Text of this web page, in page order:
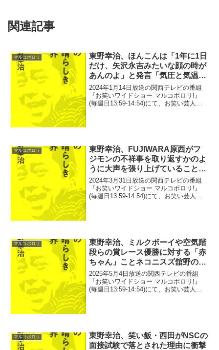
関連記事
マルコポロリ
東野幸治、ほんこんは「1年に1日
だけ、矢沢永吉みたいな顔の時が
あんのよ」と発言「気圧と気温と
湿気で」
2024年1月14日放送の関西テレビの番組
『お笑いワイドショー マルコポロリ!』
(毎週日13:59-14:54)にて、お笑い芸人・
マルコポロリ
東野幸治、FUJIWARA原西がフ
ジモンの不祥事を取り返すかのよ
うに大声を張り上げていることに
「今、俺頑張らなって思ってるな
(笑)」
2024年3月31日放送の関西テレビの番組
『お笑いワイドショー マルコポロリ!』
(毎週日13:59-14:54)にて、お笑い芸人・
マルコポロリ
東野幸治、ミルクボーイや空気階
段らの賞レース優勝に対する「赤
ちゃん」ことネコニスズ舘野の本
音に驚き「とにかく活躍するな」
2025年5月4日放送の関西テレビの番組
『お笑いワイドショー マルコポロリ!』
(毎週日13:59-14:54)にて、お笑い芸人・
マルコポロリ
東野幸治、笑い飯・西田がNSCの
面接試験で落とされた理由に衝撃